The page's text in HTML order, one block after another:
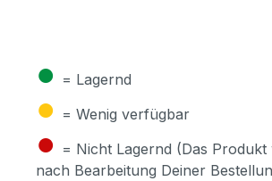
● = Lagernd
● = Wenig verfügbar
● = Nicht Lagernd (Das
nach Bearbeitung Deiner